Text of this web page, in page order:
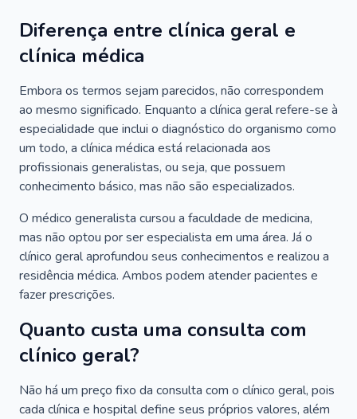
Diferença entre clínica geral e
clínica médica
Embora os termos sejam parecidos, não correspondem
ao mesmo significado. Enquanto a clínica geral refere-se à
especialidade que inclui o diagnóstico do organismo como
um todo, a clínica médica está relacionada aos
profissionais generalistas, ou seja, que possuem
conhecimento básico, mas não são especializados.
O médico generalista cursou a faculdade de medicina,
mas não optou por ser especialista em uma área. Já o
clínico geral aprofundou seus conhecimentos e realizou a
residência médica. Ambos podem atender pacientes e
fazer prescrições.
Quanto custa uma consulta com
clínico geral?
Não há um preço fixo da consulta com o clínico geral, pois
cada clínica e hospital define seus próprios valores, além